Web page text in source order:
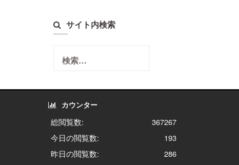
サイト内検索
カウンター
367267
総閲覧数:
193
今日の閲覧数:
286
昨日の閲覧数: